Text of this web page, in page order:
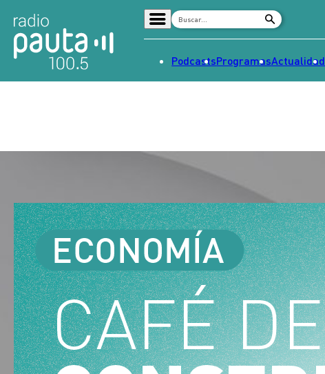
Señal 2
Dato en Pauta
Contenido Patrocinado
PodcastsProgramasActualidad